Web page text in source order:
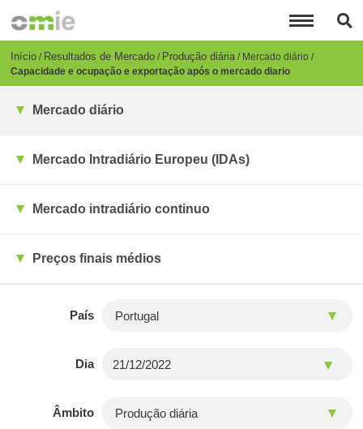
para
conteúdo
principal
Breadcrumb
Início Resultados de Mercado Produção diária Mercado diário
Capacidade e ocupação e exportação após o mercado diario
Mercado diário
Mercado Intradiário Europeu (IDAs)
Mercado intradiário continuo
Preços finais médios
País
Dia
Âmbito